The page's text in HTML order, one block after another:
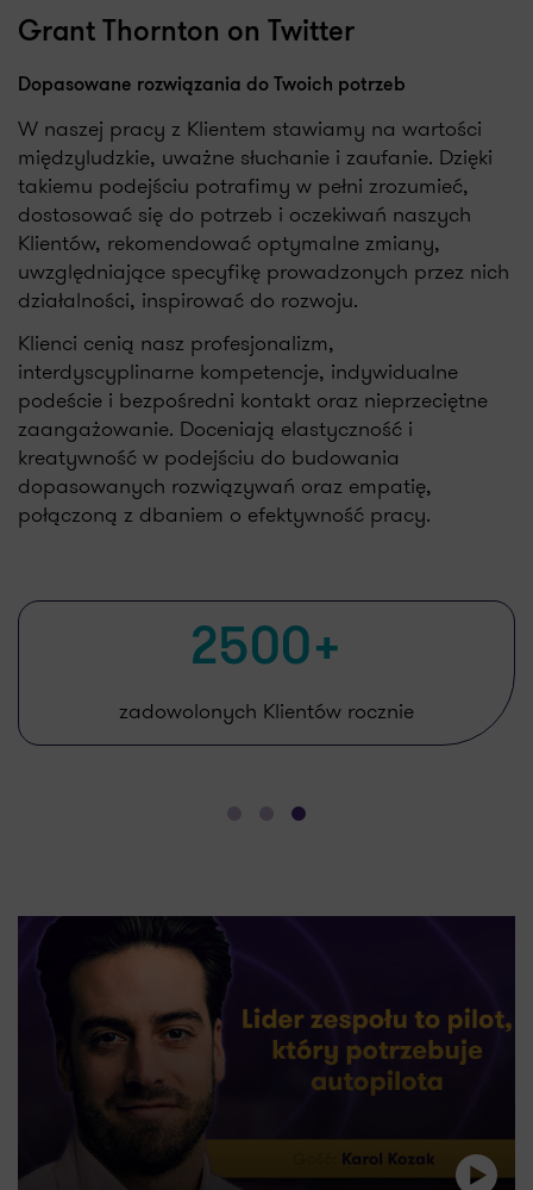
Grant Thornton on Twitter
Dopasowane rozwiązania do Twoich potrzeb
W naszej pracy z Klientem stawiamy na wartości
międzyludzkie, uważne słuchanie i zaufanie. Dzięki
takiemu podejściu potrafimy w pełni zrozumieć,
dostosować się do potrzeb i oczekiwań naszych
Klientów, rekomendować optymalne zmiany,
uwzględniające specyfikę prowadzonych przez nich
działalności, inspirować do rozwoju.
Klienci cenią nasz profesjonalizm,
interdyscyplinarne kompetencje, indywidualne
podeście i bezpośredni kontakt oraz nieprzeciętne
zaangażowanie. Doceniają elastyczność i
kreatywność w podejściu do budowania
dopasowanych rozwiązywań oraz empatię,
połączoną z dbaniem o efektywność pracy.
2500+
zadowolonych Klientów rocznie